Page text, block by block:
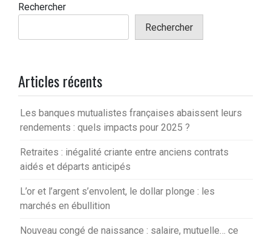
Rechercher
Rechercher
Articles récents
Les banques mutualistes françaises abaissent leurs
rendements : quels impacts pour 2025 ?
Retraites : inégalité criante entre anciens contrats
aidés et départs anticipés
L’or et l’argent s’envolent, le dollar plonge : les
marchés en ébullition
Nouveau congé de naissance : salaire, mutuelle… ce